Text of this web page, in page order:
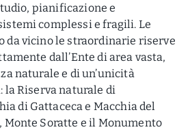
pianificazione e
complessi e fragili. Le
da vicino le straordinarie riserve
dall’Ente di area vasta,
naturale e di un’unicità
la Riserva naturale di
di Gattaceca e Macchia del
Monte Soratte e il Monumento